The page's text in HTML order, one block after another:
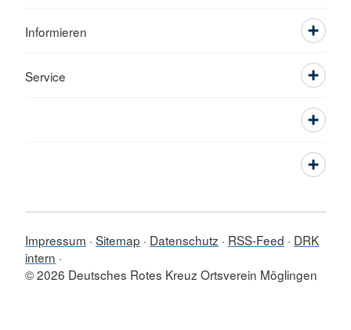
Informieren
Service
Impressum Sitemap Datenschutz RSS-Feed
DRK
intern
© 2026 Deutsches Rotes Kreuz Ortsverein Möglingen